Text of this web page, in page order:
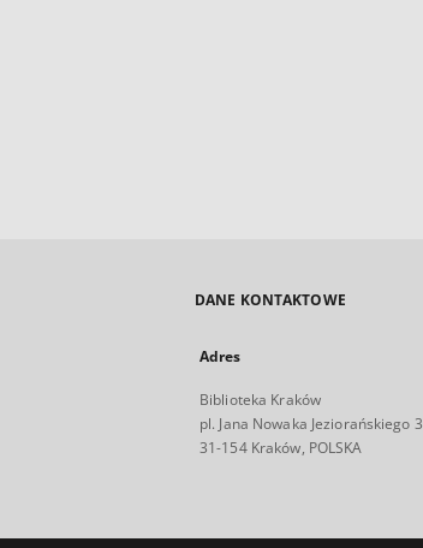
DANE KONTAKTOWE
Adres
Biblioteka Kraków
pl. Jana Nowaka Jeziorańskiego 3
31-154 Kraków, POLSKA